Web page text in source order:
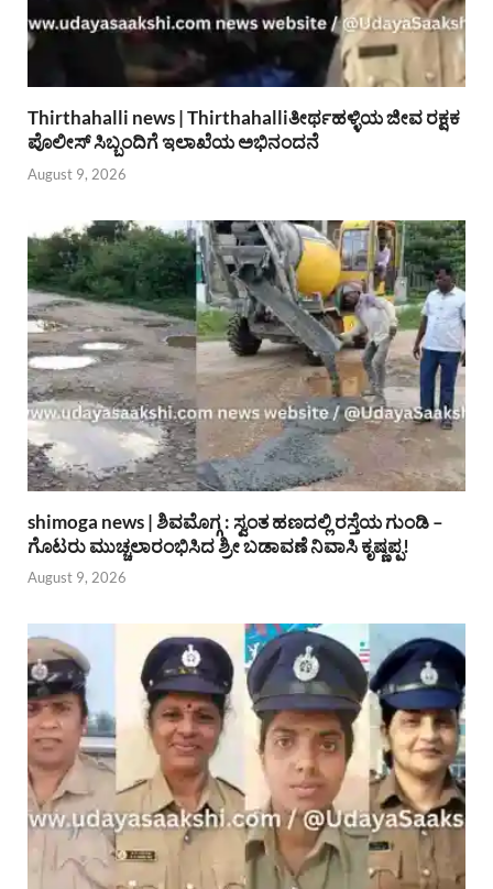
Thirthahalli news | Thirthahalliತೀರ್ಥಹಳ್ಳಿಯ ಜೀವ ರಕ್ಷಕ
ಪೊಲೀಸ್ ಸಿಬ್ಬಂದಿಗೆ ಇಲಾಖೆಯ ಅಭಿನಂದನೆ
August 9, 2026
shimoga news | ಶಿವಮೊಗ್ಗ : ಸ್ವಂತ ಹಣದಲ್ಲಿ ರಸ್ತೆಯ ಗುಂಡಿ –
ಗೊಟರು ಮುಚ್ಚಲಾರಂಭಿಸಿದ ಶ್ರೀ ಬಡಾವಣೆ ನಿವಾಸಿ ಕೃಷ್ಣಪ್ಪ!
August 9, 2026